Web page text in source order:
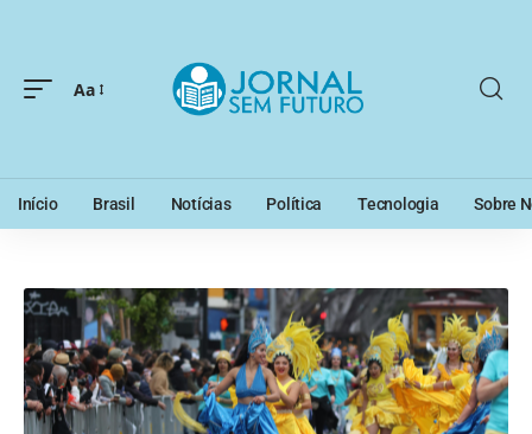
Aa
Início Brasil Notícias Política Tecnologia Sobre